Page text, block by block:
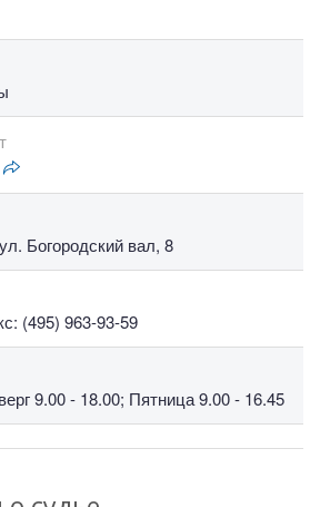
Богородский вал, 8
(495) 963-93-59
9.00 - 18.00; Пятница 9.00 - 16.45